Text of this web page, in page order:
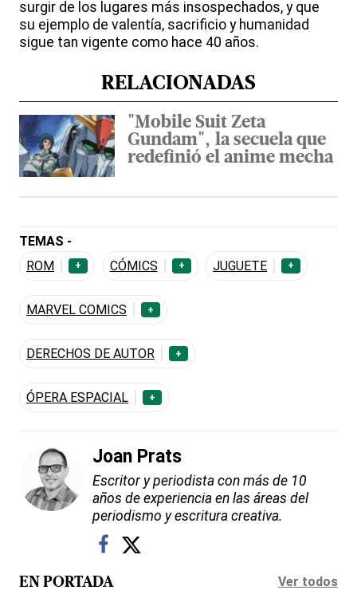
surgir de los lugares más insospechados, y que
su ejemplo de valentía, sacrificio y humanidad
sigue tan vigente como hace 40 años.
RELACIONADAS
"Mobile Suit Zeta
Gundam", la secuela que
redefinió el anime mecha
TEMAS -
ROM
+ CÓMICS + JUGUETE +
MARVEL COMICS +
DERECHOS DE AUTOR +
ÓPERA ESPACIAL +
Joan Prats
Escritor y periodista con más de 10
años de experiencia en las áreas del
periodismo y escritura creativa.
EN PORTADA Ver todos